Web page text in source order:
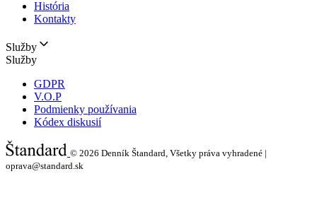
História
Kontakty
Služby
Služby
GDPR
V.O.P
Podmienky používania
Kódex diskusií
© 2026 Denník Štandard, Všetky práva vyhradené |
oprava@standard.sk